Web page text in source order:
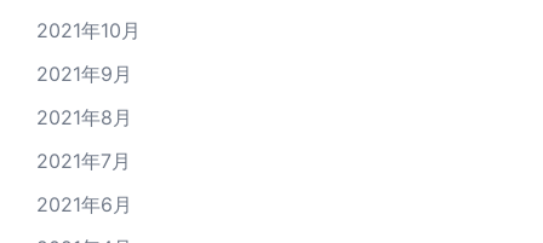
2021年10月
2021年9月
2021年8月
2021年7月
2021年6月